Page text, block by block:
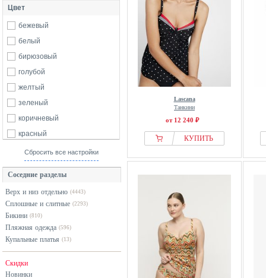
Madeleine
Maritim
Never Fully Dressed
Next
Olympia
ONeill
OPERA
Petite Fleur
PrimaDonna
Rosa Faia
S.oliver
Schiesser
Seafolly
Speedo
Цвет
бежевый
белый
бирюзовый
голубой
желтый
зеленый
коричневый
красный
оранжевый
розовый
серый
фиолетовый
хаки
Сбросить все настройки
Соседние разделы
Верх и низ отдельно (4443)
Сплошные и слитные (2293)
Бикини (810)
Пляжная одежда (596)
Купальные платья (13)
Скидки
Новинки
Lascana
Танкини
от 12 240 ₽
КУПИТЬ